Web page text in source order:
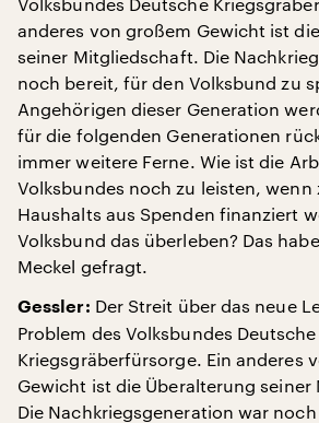
anderes von großem Gewicht ist
seiner Mitgliedschaft. Die
noch bereit, für den Volksbund zu
Angehörigen dieser Generation
für die folgenden Generationen
immer weitere Ferne. Wie ist die
Volksbundes noch zu leisten, wenn
Haushalts aus Spenden finanziert
Volksbund das überleben? Das
Meckel gefragt.
Gessler: Der Streit über das neue
Problem des Volksbundes Deutsche
Kriegsgräberfürsorge. Ein anderes
Gewicht ist die Überalterung
Die Nachkriegsgeneration war